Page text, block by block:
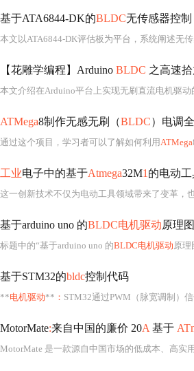
基于ATA6844-DK的BLDC无传感器控制
本文以ATA6844-DK评估板为平台，系统阐述无
【花雕学编程】Arduino BLDC 之高速
ATMega8制作无感无刷（BLDC）电调
通过这个项目，学习者可以了解如何利用ATMega
工业电子中的基于Atmega32M1 的电动工
这一创新技术不仅为电动工具领域带来了变革，
基于arduino uno 的BLDC电机驱动原理
标题中的“基于arduino uno 的BLDC电机驱动原理
基于STM32的bldc控制代码
**电机驱动** ： STM32通过PWM（脉宽调制）信
MotorMate:来自中国的廉价 20A 基于
MotorMate 是一款源自中国市场的低成本、高实